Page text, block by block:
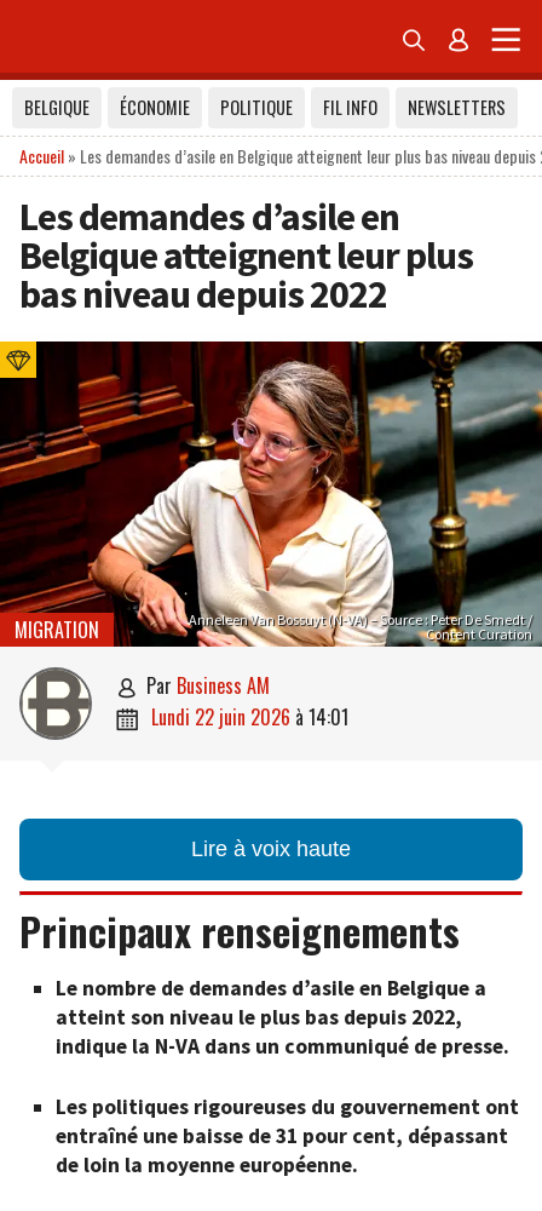
 
BELGIQUE ÉCONOMIE POLITIQUE FIL INFO
NEWSLETTERS
Accueil» Les demandes d’asile en Belgique atteignent leur plus bas niveau
Les demandes d’asile en
Belgique atteignent leur plus
bas niveau depuis 2022
Anneleen Van Bossuyt (N-VA) – Source : Peter De Smedt /
Content Curation
MIGRATION
 par Business AM
 lundi 22 juin 2026 à 14:01
Lire à voix haute
Principaux renseignements
Le nombre de demandes d’asile en Belgique a
atteint son niveau le plus bas depuis 2022,
indique la N-VA dans un communiqué de presse.
Les politiques rigoureuses du gouvernement ont
entraîné une baisse de 31 pour cent, dépassant
de loin la moyenne européenne.